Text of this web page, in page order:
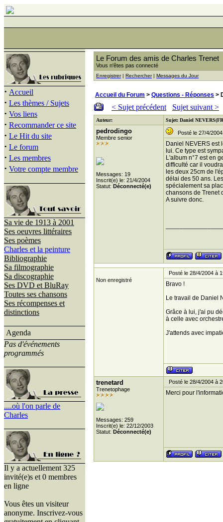
· Accueil
· Les thèmes / Sujets
· Vos liens
· Recommander ce site
· Le Hit du site
· Le forum
· Les membres
· Votre compte membre
Sa vie de 1913 à 2001
Ses oeuvres littéraires
Ses poèmes
Charles et la peinture
Bibliographie
Sa filmographie
Sa discographie
Ses DVD et BluRay
Toutes ses chansons
Ses récompenses et
distinctions
Agenda
Pas d'événements
programmés
....où l'on parle de
Charles
Il y a actuellement 325
invité(e)s et 0 membres
en ligne
Vous êtes un visiteur
anonyme. Inscrivez-vous
Le Forum des amis de Charles Trenet
Vous n'êtes pas connecté
Enregistrer| Rechercher| Messages du Jour
Accueil du Forum > Questions - Réponses >
< Sujet précédent Sujet suivant >
Auteur: Sujet: Daniel
pedrodingo
Membre senior
Messages: 19
Inscrit(e) le: 21/4/2004
Statut: Déconnecté(e)
Posté le 27/4/
Daniel NEVERS est
lui. Ce type est
L'album n°7 est en
difficulté car il
les deux 25cm de
délai des 50 ans.
spécialement sa
chansons de Trenet
A suivre donc.
Non enregistré
Posté le 28/4/2004 à
Bravo !
Le travail de Daniel
Grâce à lui, j'ai pu
à celle avec
J'attends avec
trenetard
Trenetophage
Messages: 259
Inscrit(e) le: 22/12/2003
Statut: Déconnecté(e)
Posté le 28/4/2004 à
Merci pour